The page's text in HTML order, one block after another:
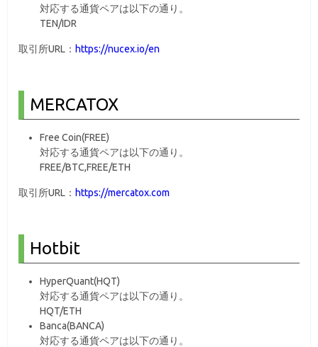
対応する通貨ペアは以下の通り。
TEN/IDR
取引所URL： https://nucex.io/en
MERCATOX
Free Coin(FREE)
対応する通貨ペアは以下の通り。
FREE/BTC,FREE/ETH
取引所URL： https://mercatox.com
Hotbit
HyperQuant(HQT)
対応する通貨ペアは以下の通り。
HQT/ETH
Banca(BANCA)
対応する通貨ペアは以下の通り。